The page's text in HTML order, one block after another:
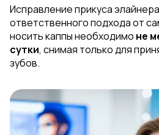
Исправление прикуса
ответственного подхода от
носить каппы необходимо не
сутки, снимая только для
зубов.